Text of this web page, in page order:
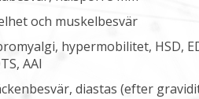
och muskelbesvär
hypermobilitet, HSD,
AAI
diastas (efter